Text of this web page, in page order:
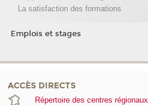
La satisfaction des formations
Emplois et stages
ACCÈS DIRECTS
Répertoire des centres régionaux